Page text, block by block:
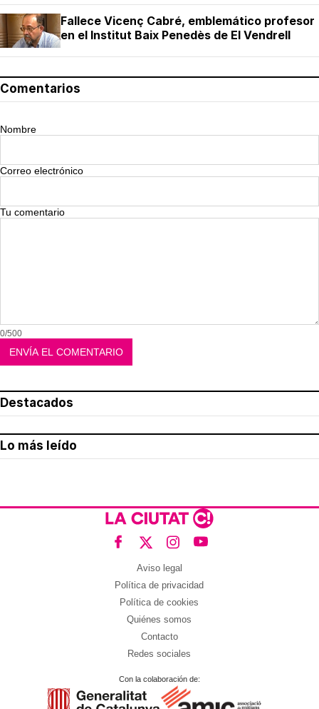
Fallece Vicenç Cabré, emblemático profesor
en el Institut Baix Penedès de El Vendrell
Comentarios
Nombre
Correo electrónico
Tu comentario
0/500
Destacados
Lo más leído
Aviso legal
Política de privacidad
Política de cookies
Quiénes somos
Contacto
Redes sociales
Con la colaboración de: